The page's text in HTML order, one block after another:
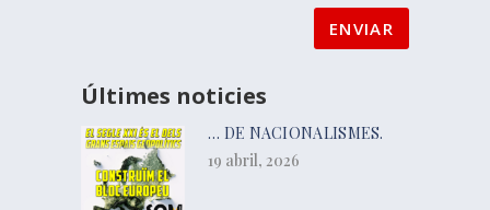
Últimes noticies
… DE NACIONALISMES.
19 abril, 2026